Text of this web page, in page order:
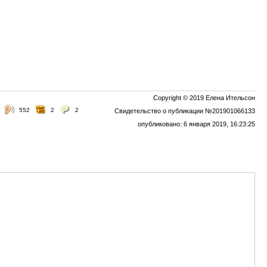
Copyright © 2019 Елена Ительсон
Свидетельство о публикации №201901066133
опубликовано: 6 января 2019, 16:23:25
552 2 2